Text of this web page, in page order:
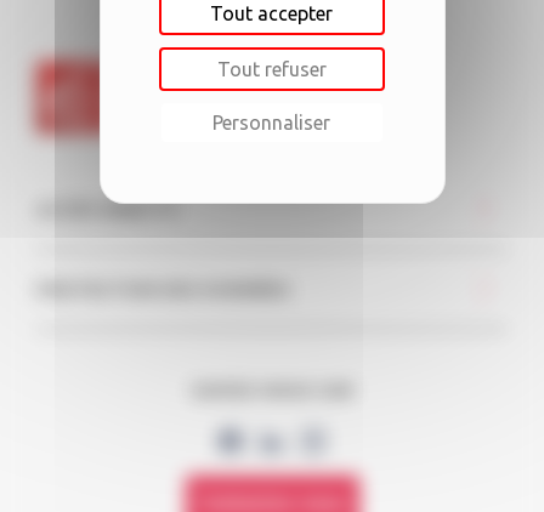
ACCÈS DIRECTS
Tout accepter
Tout refuser
Personnaliser